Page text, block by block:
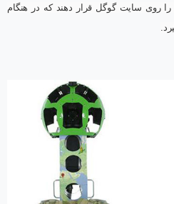
روی سایت گوگل قرار دهند که در هنگام